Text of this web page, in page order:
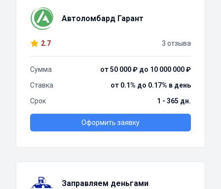
Автоломбард Гарант
2.7 3 отзыва
Сумма
от 50 000 ₽ до 10 000 000 ₽
Ставка
от 0.1% до 0.17% в день
Срок
1 - 365 дн.
Оформить заявку
Заправляем деньгами